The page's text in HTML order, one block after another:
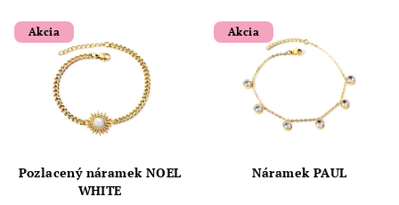
Akcia
Pozlacený náramek NOEL
WHITE
Akcia
Náramek PAUL